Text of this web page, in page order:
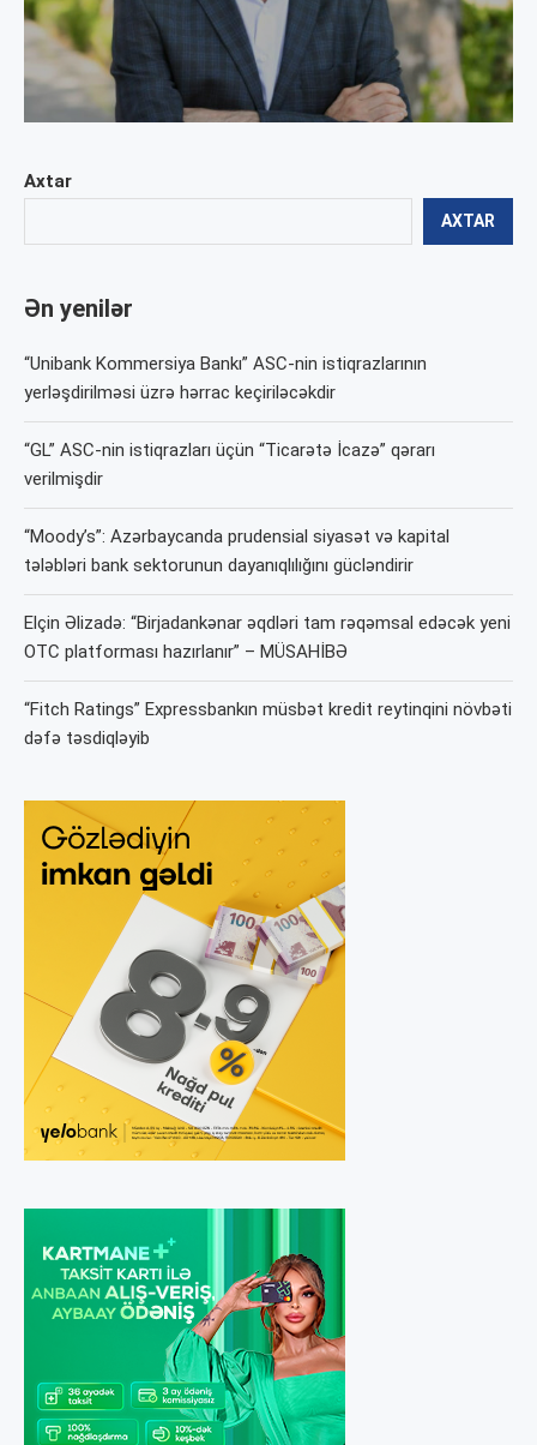
Axtar
AXTAR
Ən yenilər
“Unibank Kommersiya Bankı” ASC-nin istiqrazlarının
yerləşdirilməsi üzrə hərrac keçiriləcəkdir
“GL” ASC-nin istiqrazları üçün “Ticarətə İcazə” qərarı
verilmişdir
“Moody’s”: Azərbaycanda prudensial siyasət və kapital
tələbləri bank sektorunun dayanıqlılığını gücləndirir
Elçin Əlizadə: “Birjadankənar əqdləri tam rəqəmsal edəcək yeni
OTC platforması hazırlanır” – MÜSAHİBƏ
“Fitch Ratings” Expressbankın müsbət kredit reytinqini növbəti
dəfə təsdiqləyib